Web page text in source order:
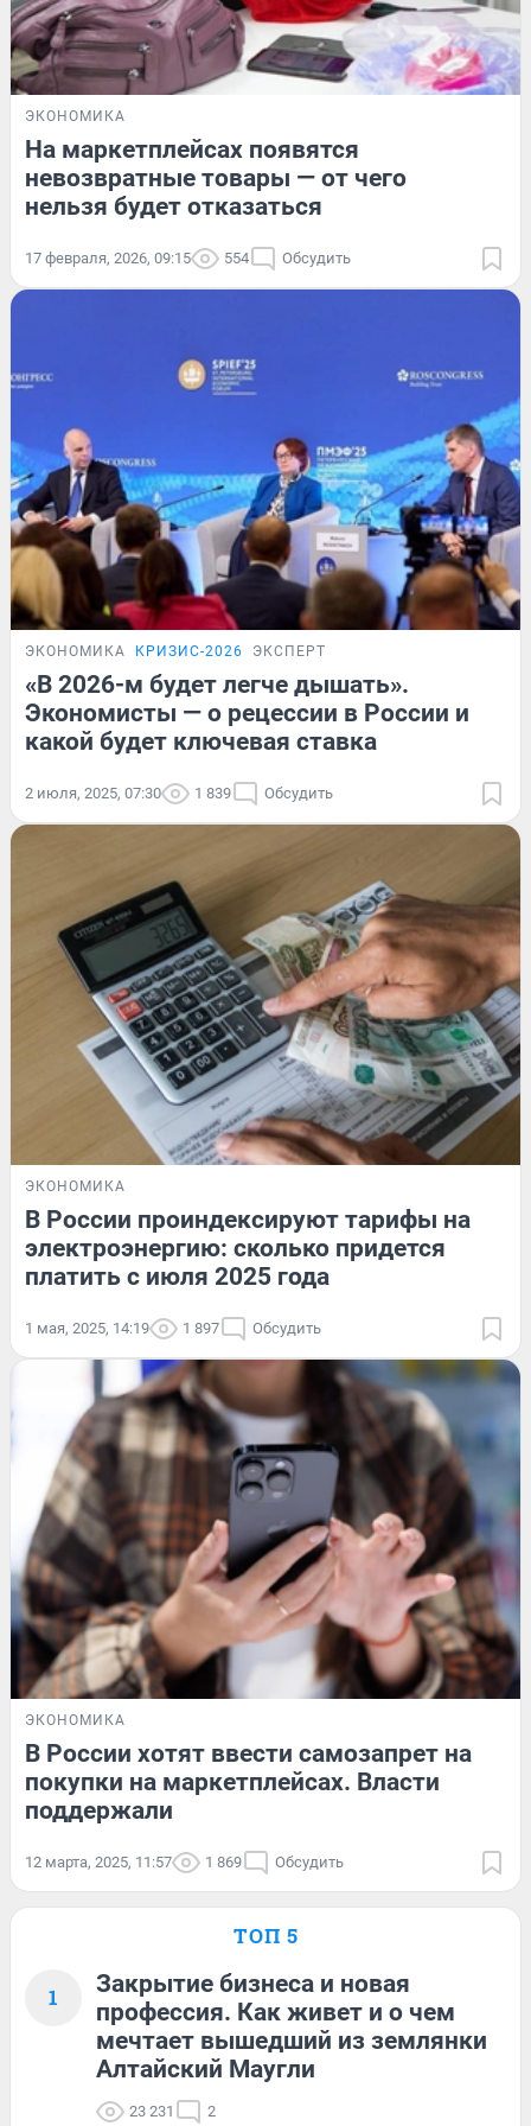
ЭКОНОМИКА
На маркетплейсах появятся
невозвратные товары — от чего
нельзя будет отказаться
17 февраля, 2026, 09:15 554 Обсудить
ЭКОНОМИКА КРИЗИС-2026 ЭКСПЕРТ
«В 2026-м будет легче дышать».
Экономисты — о рецессии в России и
какой будет ключевая ставка
2 июля, 2025, 07:30 1 839 Обсудить
ЭКОНОМИКА
В России проиндексируют тарифы на
электроэнергию: сколько придется
платить с июля 2025 года
1 мая, 2025, 14:19 1 897 Обсудить
ЭКОНОМИКА
В России хотят ввести самозапрет на
покупки на маркетплейсах. Власти
поддержали
12 марта, 2025, 11:57 1 869 Обсудить
ТОП 5
1
Закрытие бизнеса и новая
профессия. Как живет и о чем
мечтает вышедший из землянки
Алтайский Маугли
23 231 2